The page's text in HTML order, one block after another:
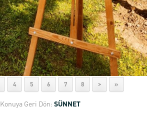
4 5 6 7 8 > »
Konuya Geri Dön: SÜNNET